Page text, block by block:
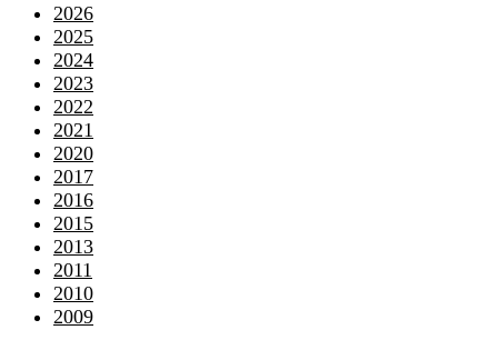
2026
2025
2024
2023
2022
2021
2020
2017
2016
2015
2013
2011
2010
2009